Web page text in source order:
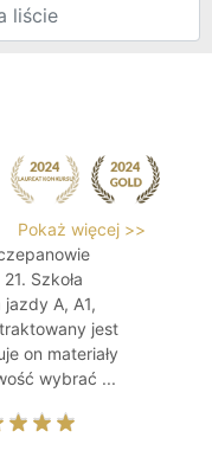
Pokaż więcej >>
Szkoła
A, A1,
jest
on materiały
wybrać ...